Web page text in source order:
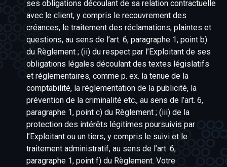
ses obligations découlant de sa relation contractuelle
avec le client, y compris le recouvrement des
créances, le traitement des réclamations, plaintes et
questions, au sens de l’art. 6, paragraphe 1, point b)
du Règlement ; (ii) du respect par l’Exploitant de ses
obligations légales découlant des textes législatifs
et réglementaires, comme p. ex. la tenue de la
comptabilité, la réglementation de la publicité, la
prévention de la criminalité etc., au sens de l’art. 6,
paragraphe 1, point c) du Règlement ; (iii) de la
protection des intérêts légitimes poursuivis par
l’Exploitant ou un tiers, y compris le suivi et le
traitement administratif, au sens de l’art. 6,
paragraphe 1, point f) du Règlement. Votre